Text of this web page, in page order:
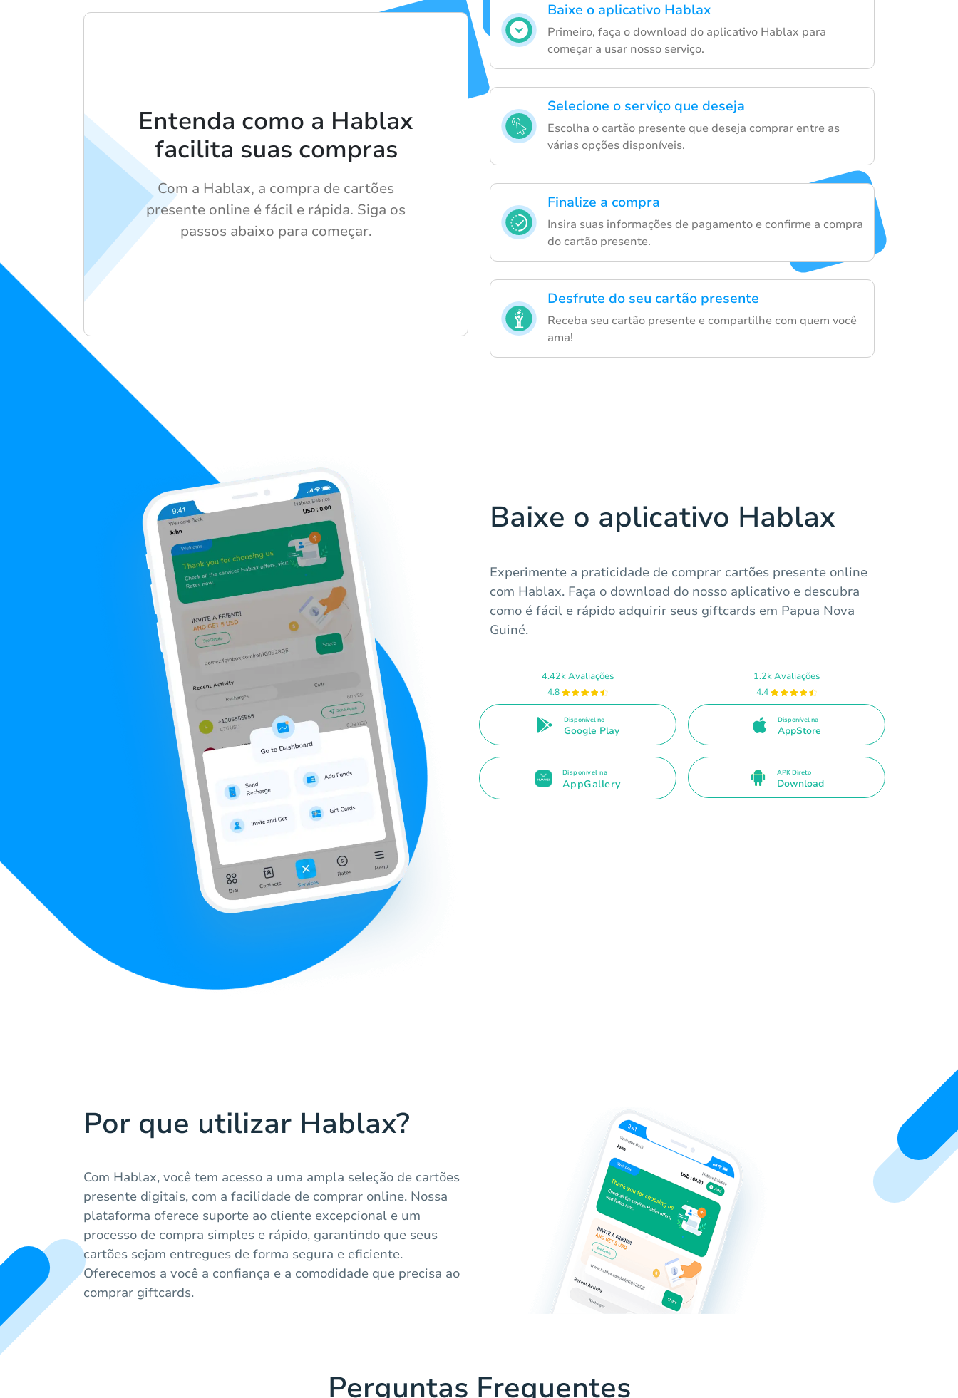
Baixe o aplicativo Hablax
Primeiro, faça o download do aplicativo Hablax para
começar a usar nosso serviço.
Selecione o serviço que deseja
Escolha o cartão presente que deseja comprar entre as
várias opções disponíveis.
Finalize a compra
Insira suas informações de pagamento e confirme a compra
do cartão presente.
Desfrute do seu cartão presente
Receba seu cartão presente e compartilhe com quem você
ama!
Entenda como a Hablax
facilita suas compras
Com a Hablax, a compra de cartões
presente online é fácil e rápida. Siga os
passos abaixo para começar.
Baixe o aplicativo Hablax
Experimente a praticidade de comprar cartões presente online
com Hablax. Faça o download do nosso aplicativo e descubra
como é fácil e rápido adquirir seus giftcards em Papua Nova
Guiné.
4.42k Avaliações
4.8
Disponível no
Google Play
1.2k Avaliações
4.4
Disponível na
AppStore
Disponível na
AppGallery
APK Direto
Download
Por que utilizar Hablax?
Com Hablax, você tem acesso a uma ampla seleção de cartões
presente digitais, com a facilidade de comprar online. Nossa
plataforma oferece suporte ao cliente excepcional e um
processo de compra simples e rápido, garantindo que seus
cartões sejam entregues de forma segura e eficiente.
Oferecemos a você a confiança e a comodidade que precisa ao
comprar giftcards.
Perguntas Frequentes